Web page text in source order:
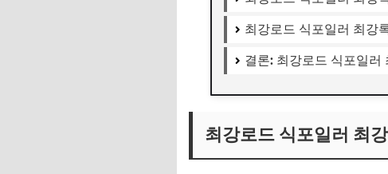
최강로드 식포일러 최강
결론: 최강로드 식포일러
최강로드 식포일러 최